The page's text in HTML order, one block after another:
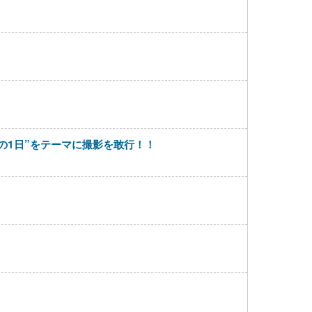
日”をテーマに撮影を敢行！！